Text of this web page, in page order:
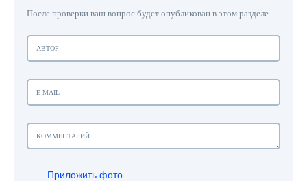
После проверки ваш вопрос будет опубликован в этом разделе.
Приложить фото